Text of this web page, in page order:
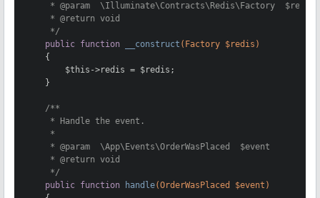
     *
@param
  \Illuminate\Contracts\Redis\Factory  $redis
     *
@return void
     */
public function __construct (Factory $redis)
{
        $this->redis = $redis;
    }
/**
     * Handle the event.
     *
     *
@param
  \App\Events\OrderWasPlaced  $event
     *
@return void
     */
public function handle(OrderWasPlaced $event)